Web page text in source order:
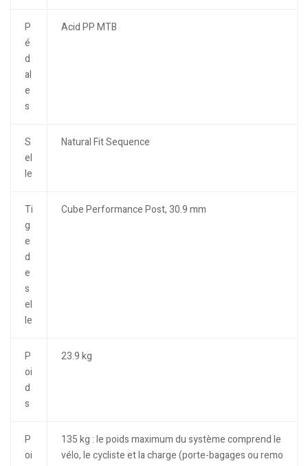
P
é
d
al
e
s
Acid PP MTB
S
el
le
Natural Fit Sequence
Ti
g
e
d
e
s
el
le
Cube Performance Post, 30.9 mm
P
oi
d
s
23.9 kg
P
oi
135 kg : le poids maximum du système comprend le
vélo, le cycliste et la charge (porte-bagages ou remo